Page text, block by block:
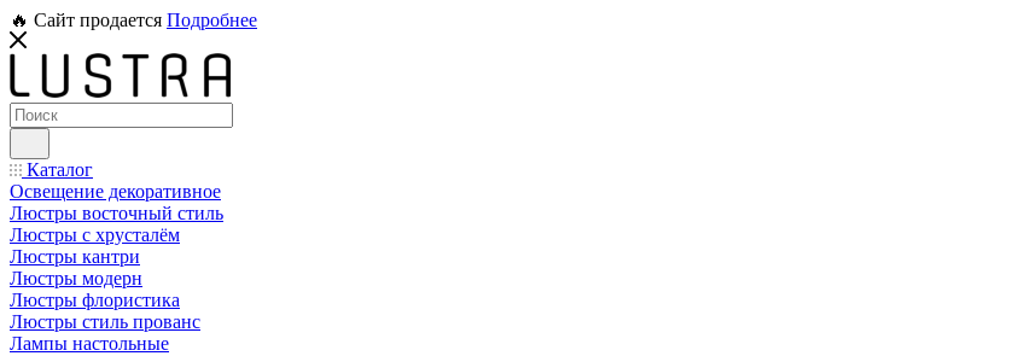
🔥 Сайт продается Подробнее
Каталог
Освещение декоративное
Люстры восточный стиль
Люстры с хрусталём
Люстры кантри
Люстры модерн
Люстры флористика
Люстры стиль прованс
Лампы настольные